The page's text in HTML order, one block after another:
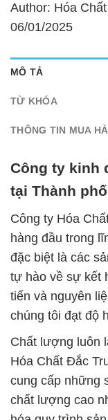
Author: Hóa
06/01/2025
MÔ TẢ
TỪ KHÓA
THÔNG TIN MUA
Công ty kinh
tại Thành
Công ty Hóa
hàng đầu trong
đặc biệt là các
tự hào về sự kết
tiến và nguyên
chúng tôi đạt độ
Chất lượng luôn
Hóa Chất Đắc
cung cấp những
chất lượng cao